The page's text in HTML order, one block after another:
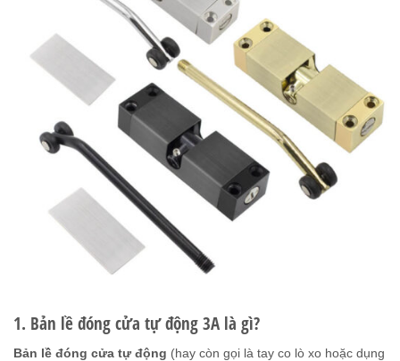
1. Bản lề đóng cửa tự động 3A là gì?
Bản lề đóng cửa tự động (hay còn gọi là tay co lò xo hoặc dụng